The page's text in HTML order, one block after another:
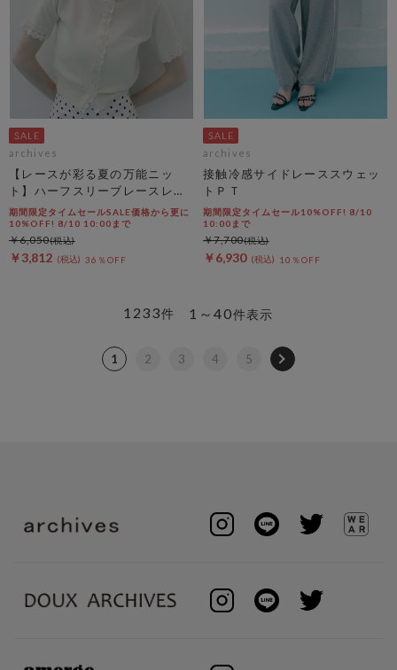
archives
【レースが彩る夏の万能ニッ
ト】ハーフスリーブレースレイ
ヤードニットカーディガン
期間限定タイムセールSALE価格から更に
10%OFF! 8/10 10:00まで
￥3,812 36％OFF
￥6,050
archives
接触冷感サイドレーススウェッ
トＰＴ
期間限定タイムセール10%OFF! 8/10
10:00まで
￥6,930 10％OFF
￥7,700
1～40件表示
1233件
1 2 3 4 5